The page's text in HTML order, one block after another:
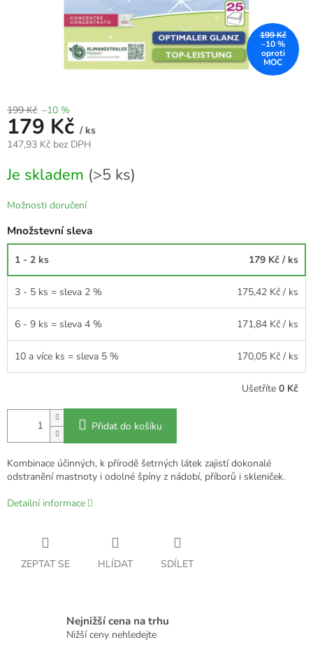
199 Kč
–10 %
199 Kč –10 %
179 Kč / ks
147,93 Kč bez DPH
cena:
Je skladem (>5 ks)
Možnosti doručení
Množstevní sleva
1 - 2 ks 179 Kč / ks
3 - 5 ks = sleva 2 % 175,42 Kč / ks
6 - 9 ks = sleva 4 % 171,84 Kč / ks
10 a více ks = sleva 5 % 170,05 Kč / ks
Ušetříte 0 Kč
Přidat do košíku
Kombinace účinných, k přírodě šetrných látek zajistí dokonalé
odstranění mastnoty i odolné špíny z nádobí, příborů i skleniček.
Detailní informace
ZEPTAT SE HLÍDAT SDÍLET
Nejnižší cena na trhu
Nižší ceny nehledejte